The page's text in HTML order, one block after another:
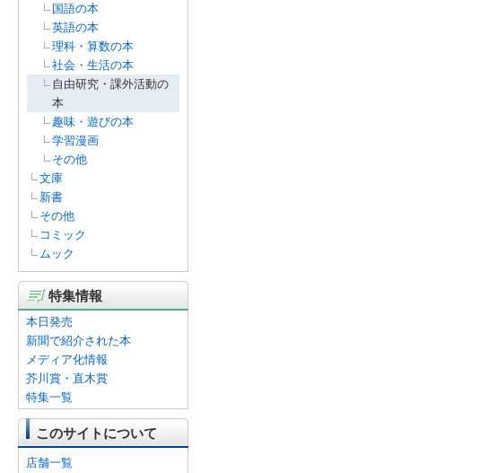
国語の本
英語の本
理科・算数の本
社会・生活の本
自由研究・課外活動の
本
趣味・遊びの本
学習漫画
その他
文庫
新書
その他
コミック
ムック
特集情報
本日発売
新聞で紹介された本
メディア化情報
芥川賞・直木賞
特集一覧
このサイトについて
店舗一覧